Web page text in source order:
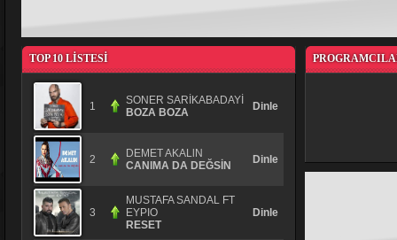
TOP 10 LİSTESİ
1
SONER SARİKABADAYİ
BOZA BOZA
Dinle
2
DEMET AKALlN
CANlMA DA DEĞSİN
Dinle
3
MUSTAFA SANDAL FT
EYPIO
RESET
Dinle